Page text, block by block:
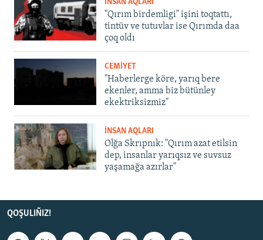
İNSAN AQLARI
"Qırım birdemligi" işini toqtattı,
tintüv ve tutuvlar ise Qırımda daa
çoq oldı
CEMİYET
"Haberlerge köre, yarıq bere
ekenler, amma biz bütünley
ekektriksizmiz"
İNSAN AQLARI
Olğa Skrıpnık: "Qırım azat etilsin
dep, insanlar yarıqsız ve suvsuz
yaşamağa azırlar"
QOŞULIÑIZ!